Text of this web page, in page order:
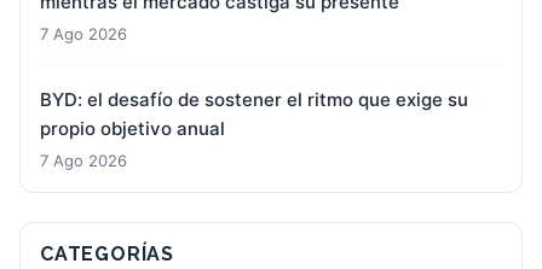
7 Ago 2026
BYD: el desafío de sostener el ritmo que exige su
propio objetivo anual
7 Ago 2026
CATEGORÍAS